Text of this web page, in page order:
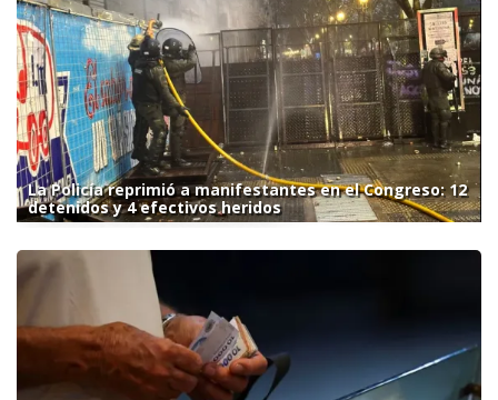
La Policía reprimió a manifestantes en el Congreso: 12
detenidos y 4 efectivos heridos